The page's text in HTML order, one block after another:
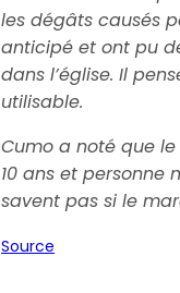
les dégâts causés
anticipé et ont pu
dans l’église. Il
utilisable.
Cumo a noté que
10 ans et personne
savent pas si le
Source